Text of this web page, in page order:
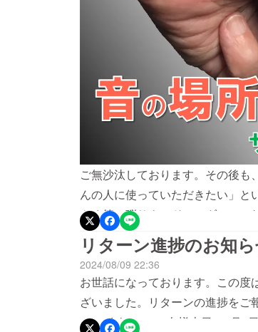
ご無沙汰しております。その後も
んの人に使っていただきたい」と
やく第２弾サウンドレーダーmini
ディングで公開いたしました。
界に挑戦しました。https://camp-
リターン進捗のお知
2024/08/09 22:36
お世話になっております。この
ざいました。リターンの進捗を
（model-1） １名様本日（8月9